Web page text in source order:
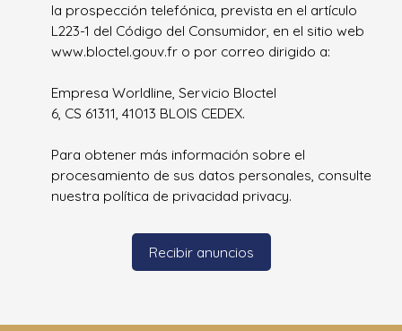
la prospección telefónica, prevista en el artículo
L223-1 del Código del Consumidor, en el sitio web
www.bloctel.gouv.fr o por correo dirigido a:
Empresa Worldline, Servicio Bloctel
6, CS 61311, 41013 BLOIS CEDEX.
Para obtener más información sobre el
procesamiento de sus datos personales, consulte
nuestra política de privacidad privacy.
Recibir anuncios